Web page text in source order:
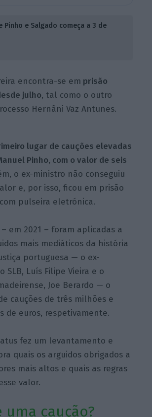
Pinho e Salgado começa a 3 de
encontra-se em prisão
julho, tal como o outro
Hernâni Vaz Antunes.
lugar de cauções elevadas
Pinho, com o valor de seis
o ex-ministro não conseguiu
e, por isso, ficou em prisão
pulseira eletrónica.
em 2021 – foram aplicadas a
mais mediáticos da história
portuguesa — o ex-
SLB, Luís Filipe Vieira e o
Joe Berardo — o
cauções de três milhões e
de euros, respetivamente.
fez um levantamento e
quais os arguidos obrigados a
mais altos e quais as regras
valor.
uma caução?